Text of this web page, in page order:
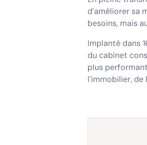
d'améliorer sa
besoins, mais
Implanté dans
du cabinet
plus
l'immobilier, de